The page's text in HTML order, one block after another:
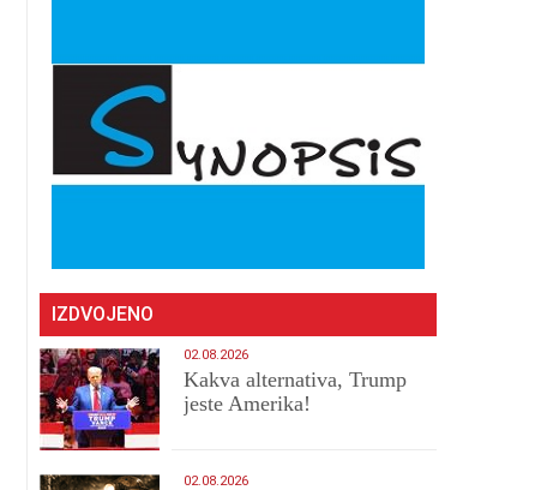
IZDVOJENO
02.08.2026
Kakva alternativa, Trump
jeste Amerika!
02.08.2026